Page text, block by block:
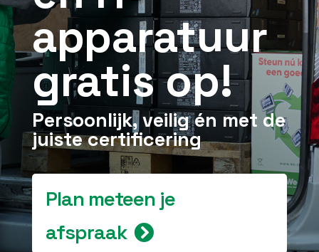
apparatuur
gratis op!
Persoonlijk, veilig én met de
juiste certificering
Plan meteen je
afspraak